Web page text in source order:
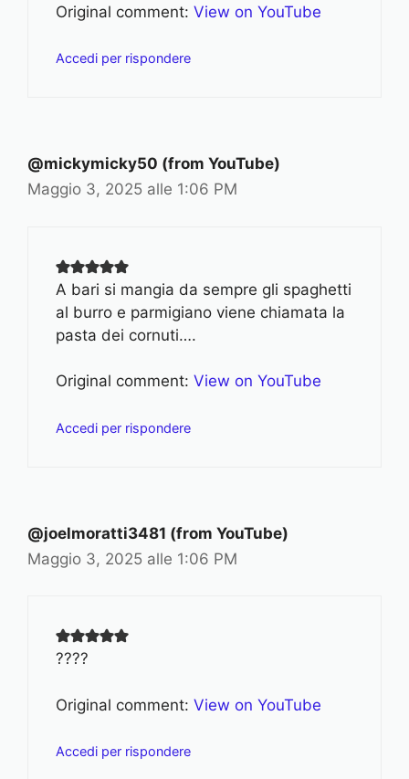
Original comment: View on YouTube
Accedi per rispondere
@mickymicky50 (from YouTube)
Maggio 3, 2025 alle 1:06 PM
A bari si mangia da sempre gli spaghetti
al burro e parmigiano viene chiamata la
pasta dei cornuti….
Original comment: View on YouTube
Accedi per rispondere
@joelmoratti3481 (from YouTube)
Maggio 3, 2025 alle 1:06 PM
????
Original comment: View on YouTube
Accedi per rispondere